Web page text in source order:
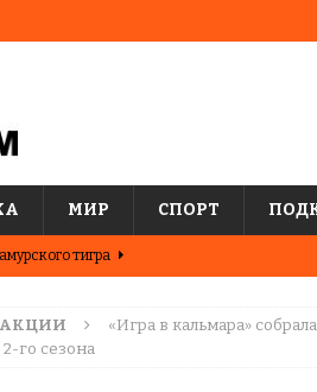
МИР СПОРТ
тигра
«Игра в кальмара»
го сезона